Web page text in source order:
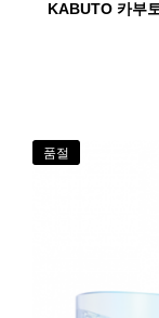
KABUTO 카부
품절